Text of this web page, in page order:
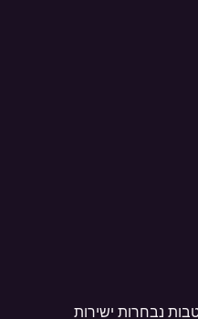
נבחרות ישירות